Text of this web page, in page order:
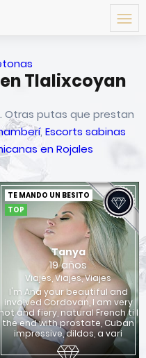
Tlalixcoyan
Otras putas que prestan
, Escorts sabinas
en Rojales
TOP
TE MANDO UN BESITO
Tanya
19 años
Viajes, Viajes, Viajes
I'm Ana your beautiful and
involved Cordovan, I am very
and fiery, natural French till
the end with prostate, Cuban
impressive, dildos, a vari